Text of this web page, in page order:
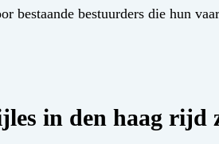
bestaande bestuurders die hun
in den haag rijd